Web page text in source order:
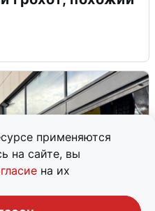
применяются
на сайте, вы
на их